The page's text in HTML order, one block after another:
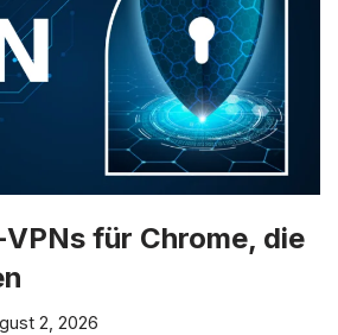
für Chrome, die
2, 2026